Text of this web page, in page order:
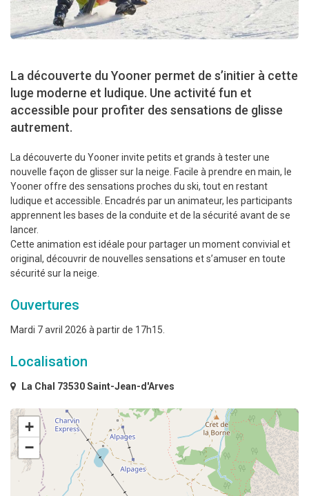
La découverte du Yooner permet de s’initier à cette
luge moderne et ludique. Une activité fun et
accessible pour profiter des sensations de glisse
autrement.
La découverte du Yooner invite petits et grands à tester une
nouvelle façon de glisser sur la neige. Facile à prendre en main, le
Yooner offre des sensations proches du ski, tout en restant
ludique et accessible. Encadrés par un animateur, les participants
apprennent les bases de la conduite et de la sécurité avant de se
lancer.
Cette animation est idéale pour partager un moment convivial et
original, découvrir de nouvelles sensations et s’amuser en toute
sécurité sur la neige.
Ouvertures
Mardi 7 avril 2026 à partir de 17h15.
Localisation
La Chal 73530 Saint-Jean-d'Arves
+
−